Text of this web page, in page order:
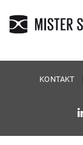
KONTAKT